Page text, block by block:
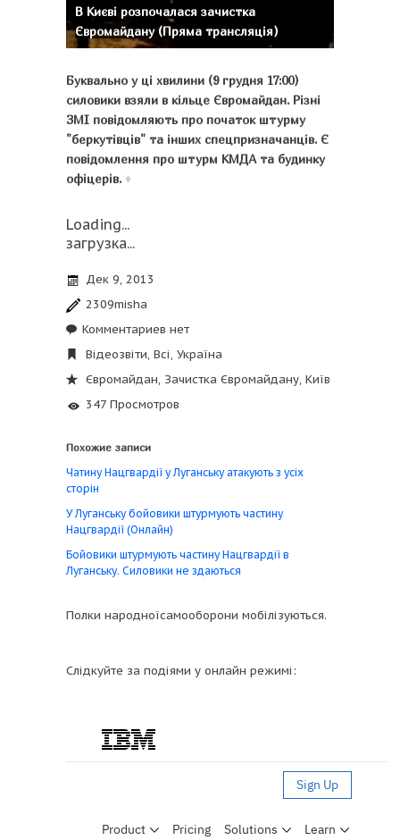
В Києві розпочалася зачистка
Євромайдану (Пряма трансляція)
Буквально у ці хвилини (9 грудня 17:00)
силовики взяли в кільце Євромайдан. Різні
ЗМІ повідомляють про початок штурму
"беркутівців" та інших спецпризначанців. Є
повідомлення про штурм КМДА та будинку
офіцерів. ♦
Loading...
загрузка...
Дек 9, 2013
2309misha
Комментариев нет
Відеозвіти, Всі, Україна
Євромайдан, Зачистка Євромайдану, Київ
347 Просмотров
Похожие записи
Чатину Нацгвардії у Луганську атакують з усіх
сторін
У Луганську бойовики штурмують частину
Нацгвардії (Онлайн)
Бойовики штурмують частину Нацгвардії в
Луганську. Силовики не здаються
Полки народноїсамооборони мобілізуються.
Слідкуйте за подіями у онлайн режимі: